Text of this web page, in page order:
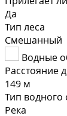
Да
Тип леса
Смешанный
Водные
Расстояние
149 м
Тип водного
Река